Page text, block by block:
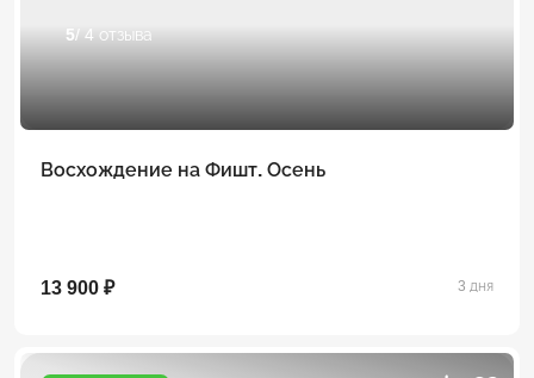
5/ 4 отзыва
Восхождение на Фишт. Осень
13 900 ₽ 3 дня